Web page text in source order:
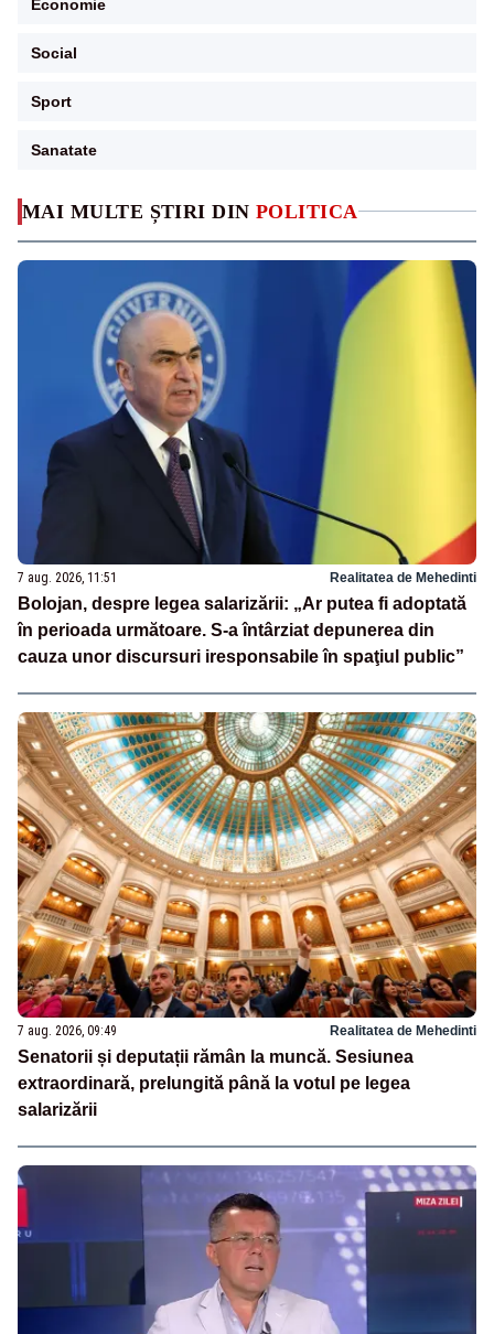
MAI MULTE ȘTIRI DIN POLITICA
7 aug. 2026, 11:51 Realitatea de Mehedinti
Bolojan, despre legea salarizării: „Ar putea fi adoptată
în perioada următoare. S-a întârziat depunerea din
cauza unor discursuri iresponsabile în spaţiul public”
7 aug. 2026, 09:49 Realitatea de Mehedinti
Senatorii și deputații rămân la muncă. Sesiunea
extraordinară, prelungită până la votul pe legea
salarizării
Economie
Social
Sport
Sanatate